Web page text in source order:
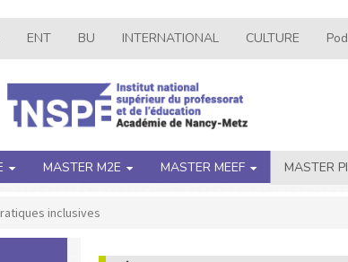
ENT BU INTERNATIONAL CULTURE
MASTER M2E MASTER MEEF MASTER
inclusives